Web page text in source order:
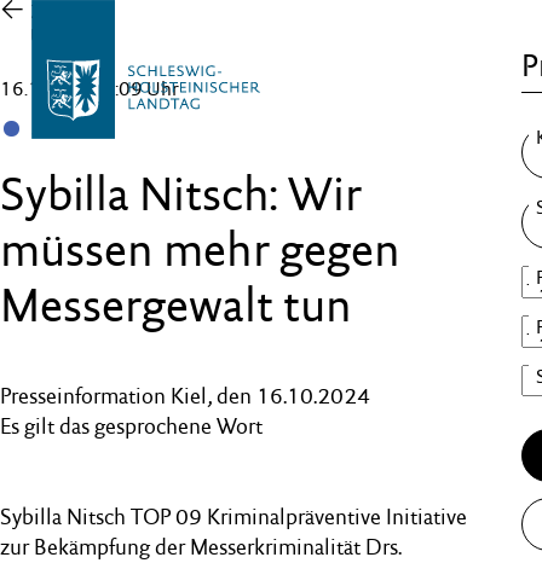
Zur
Übersicht
16.10.25 , 16:09 Uhr
Sybilla Nitsch: Wir
müssen mehr gegen
Messergewalt tun
Presseinformation Kiel, den 16.10.2024
Es gilt das gesprochene Wort
Sybilla Nitsch TOP 09 Kriminalpräventive Initiative
zur Bekämpfung der Messerkriminalität Drs.